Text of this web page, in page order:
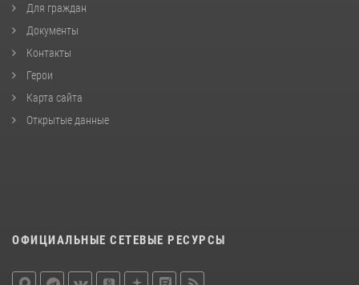
Для граждан
Документы
Контакты
Герои
Карта сайта
Открытые данные
ОФИЦИАЛЬНЫЕ СЕТЕВЫЕ РЕСУРСЫ